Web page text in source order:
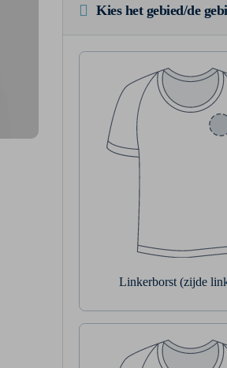
Kies het gebied/de
Linkerborst (zijde